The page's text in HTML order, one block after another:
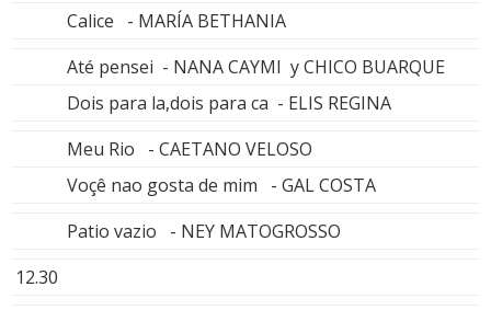
Calice - MARÍA BETHANIA
Até pensei - NANA CAYMI y CHICO BUARQUE
Dois para la,dois para ca - ELIS REGINA
Meu Rio - CAETANO VELOSO
Voçê nao gosta de mim - GAL COSTA
Patio vazio - NEY MATOGROSSO
12.30